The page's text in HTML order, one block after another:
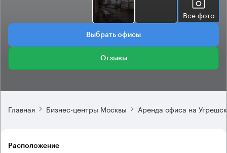
Все фото
Выбрать офисы
Отзывы
Главная Бизнес-центры Москвы Аренда офиса на
Расположение